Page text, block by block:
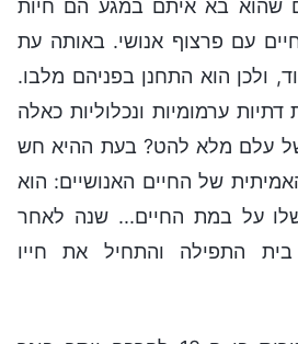
שהוא בא איתם במגע הם חיות
עם פרצוף אנושי. באותה עת
ולכן הוא התחנן בפניהם מלבו.
דתיות ערמומיות ונכלוליות כאלה
עלם מלא להט? בעת ההיא חש
של החיים האנושיים: הוא
על במת החיים... שנה לאחר
התפילה והתחיל את חייו